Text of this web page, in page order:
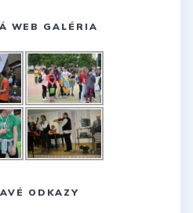
WEB GALÉRIA
ODKAZY